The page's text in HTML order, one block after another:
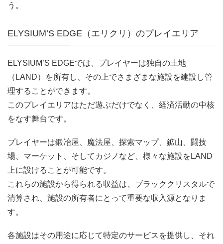
う。
ELYSIUM’S EDGE（エリクリ）のプレイエリア
ELYSIUM’S EDGEでは、プレイヤーは独自の土地
（LAND）を所有し、その上でさまざまな施設を建設し管
理することができます。
このプレイエリアはただ遊ぶだけでなく、経済活動の中核
をなす舞台です。
プレイヤーは鍛冶屋、魔法屋、探索マップ、鉱山、闘技
場、マーケット、そしてカジノなど、様々な施設をLAND
上に設けることが可能です。
これらの施設から得られる収益は、ブラッククリスタルで
清算され、施設の所有者にとって重要な収入源となりま
す。
各施設はその用途に応じて特定のサービスを提供し、それ